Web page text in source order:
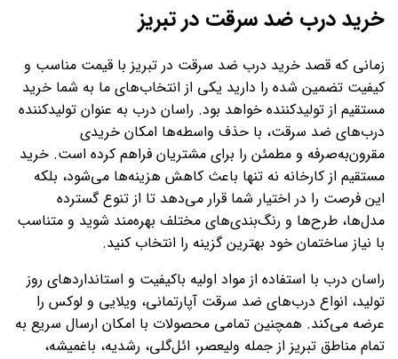
خرید درب ضد سرقت در تبریز
زمانی که قصد خرید درب ضد سرقت در تبریز با قیمت مناسب و
کیفیت تضمین‌ شده را دارید یکی از انتخاب‌های ما به شما خرید
مستقیم از تولیدکننده خواهد بود. راسان درب به‌ عنوان تولیدکننده
درب‌های ضد سرقت، با حذف واسطه‌ها امکان خریدی
مقرون‌به‌صرفه و مطمئن را برای مشتریان فراهم کرده است. خرید
مستقیم از کارخانه نه‌ تنها باعث کاهش هزینه‌ها می‌شود، بلکه
این فرصت را در اختیار شما قرار می‌دهد تا از تنوع گسترده
مدل‌ها، طرح‌ها و رنگ‌بندی‌های مختلف بهره‌مند شوید و متناسب
با نیاز ساختمان خود بهترین گزینه را انتخاب کنید.
راسان درب با استفاده از مواد اولیه باکیفیت و استانداردهای روز
تولید، انواع درب‌های ضد سرقت آپارتمانی، ویلایی و لوکس را
عرضه می‌کند. همچنین تمامی محصولات با امکان ارسال سریع به
تمام مناطق تبریز از جمله ولیعصر، ائل‌گلی، رشدیه، باغمیشه،